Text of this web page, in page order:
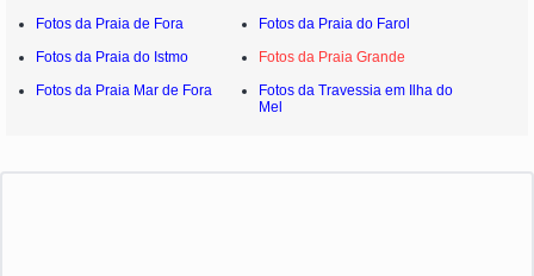
Fotos da Praia de Fora
Fotos da Praia do Farol
Fotos da Praia do Istmo
Fotos da Praia Grande
Fotos da Praia Mar de Fora
Fotos da Travessia em Ilha do
Mel